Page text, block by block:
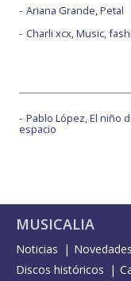
Un camino para
Y ahora tú - con
Ariana Grande, Petal
Charli xcx, Music,
Pablo López, El niño
espacio
MUSICALIA
Noticias Novedades
Discos históricos